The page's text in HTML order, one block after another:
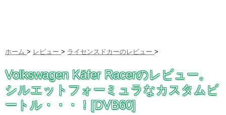
ホーム > レビュー > ライセンスドカーのレビュー >
Volkswagen Käfer Racerのレビュー。
シルエットフォーミュラなカスタムビ
ートル・・・！[DVB60]